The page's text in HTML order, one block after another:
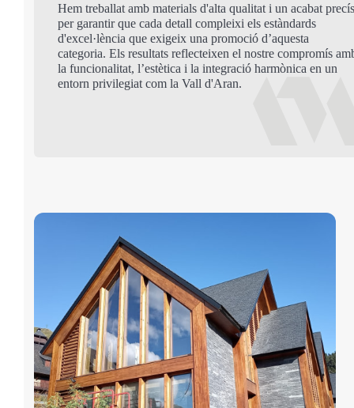
Hem treballat amb materials d'alta qualitat i un acabat
per garantir que cada detall compleixi els estàndards
d'excel·lència que exigeix una promoció d’aquesta
categoria. Els resultats reflecteixen el nostre compromís
la funcionalitat, l’estètica i la integració harmònica en un
entorn privilegiat com la Vall d'Aran.